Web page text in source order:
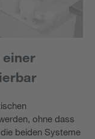
ohne dass
beiden Systeme